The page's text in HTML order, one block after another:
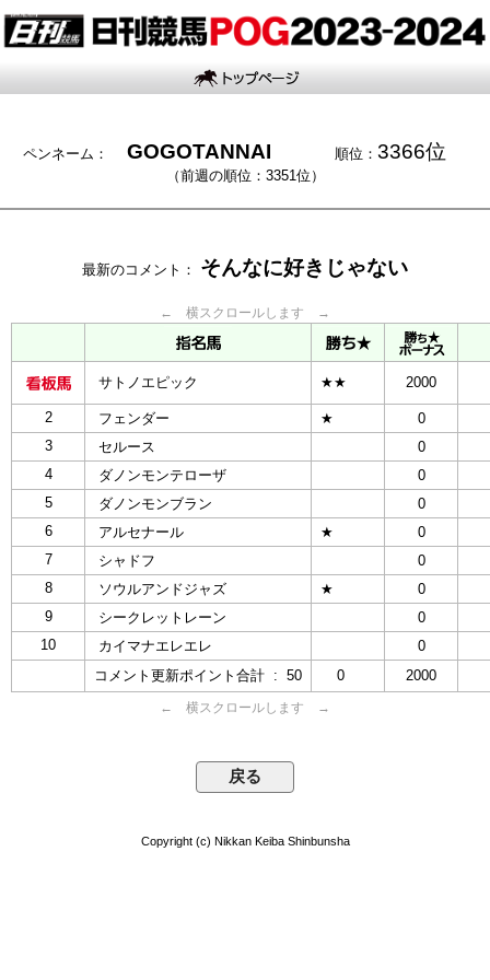
ペンネーム： GOGOTANNAI 順位： 3366位
（前週の順位：3351位）
最新のコメント： そんなに好きじゃない
← 横スクロールします →
サトノエピック ★★ 2000
2 フェンダー ★
0
3
セルース
0
4
ダノンモンテローザ
0
5
ダノンモンブラン
0
6
アルセナール ★
0
7
シャドフ
0
8
ソウルアンドジャズ ★
0
9
シークレットレーン
0
10
カイマナエレエレ
0
コメント更新ポイント合計 : 50
0 2000
← 横スクロールします →
Copyright (c) Nikkan Keiba Shinbunsha